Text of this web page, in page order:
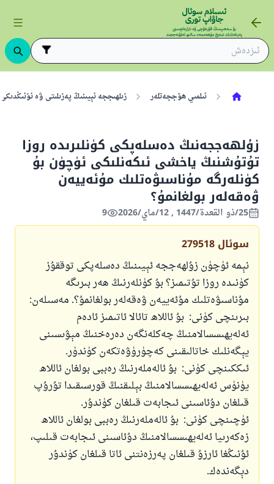
ئىلمىي ھۆججەتلەر زىلھىججە ئېيىنىڭ پەزىلىتى ۋە
زۇلھەججەنىڭ دەسلەپكى كۈنلىرىدە روزا
تۇتۇشنىڭ ياخشى ئىكەنلىكى ئۈچۈن بۇ
كۈنلەرگە مۇناسىۋەتلىك مۇئەييەن
ۋەقەلەر بولغانمۇ؟
25/ذو القعدة/1447 , 12/ماي/2026 9
سوئال 279518
نېمە ئۈچۈن زۇلھەججە ئېيىنىڭ دەسلەپكى توققۇز
كۈنىدە روزا تۇتىمىز؟ بۇ كۈنلەرنىڭ ھەر بىرىگە
مۇناسىۋەتلىك مۇئەييەن ۋەقەلەر بولغانمۇ؟. مەسىلەن:
بىرىنچى كۈنى: بۇ ئاللاھ تائالا ئاتىمىز ئادەم
ئەلەيھىسسالامنىڭ چەكلەنگەن دەرەخنىڭ مېۋىسىنى
يېگەنلىك خاتالىقىنى كەچۈرۈۋەتكەن كۈندۈر.
ئىككىنچى كۈنى: بۇ ئالەملەرنىڭ رەببى بولغان ئاللاھ
يۈنۈس ئەلەيھىسسالامنىڭ بېلىقنىڭ قورسىقىدا تۇرۇپ
قىلغان دۇئاسىنى ئىجابەت قىلغان كۈندۇر.
ئۈچىنچى كۈنى: بۇ ئالەملەرنىڭ رەببى بولغان ئاللاھ
زەكەرىيا ئەلەيھىسسالامنىڭ دۇئاسىنى ئىجابەت قىلىپ،
ئۇنىڭغا ئارزۇ قىلغان پەرزەنتنى ئاتا قىلغان كۈندۇر
دېگەندەك.